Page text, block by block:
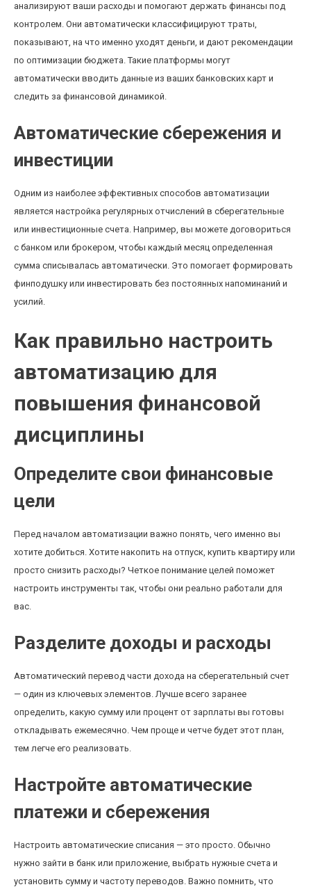
анализируют ваши расходы и помогают держать финансы под
контролем. Они автоматически классифицируют траты,
показывают, на что именно уходят деньги, и дают рекомендации
по оптимизации бюджета. Такие платформы могут
автоматически вводить данные из ваших банковских карт и
следить за финансовой динамикой.
Автоматические сбережения и
инвестиции
Одним из наиболее эффективных способов автоматизации
является настройка регулярных отчислений в сберегательные
или инвестиционные счета. Например, вы можете договориться
с банком или брокером, чтобы каждый месяц определенная
сумма списывалась автоматически. Это помогает формировать
финподушку или инвестировать без постоянных напоминаний и
усилий.
Как правильно настроить
автоматизацию для
повышения финансовой
дисциплины
Определите свои финансовые
цели
Перед началом автоматизации важно понять, чего именно вы
хотите добиться. Хотите накопить на отпуск, купить квартиру или
просто снизить расходы? Четкое понимание целей поможет
настроить инструменты так, чтобы они реально работали для
вас.
Разделите доходы и расходы
Автоматический перевод части дохода на сберегательный счет
— один из ключевых элементов. Лучше всего заранее
определить, какую сумму или процент от зарплаты вы готовы
откладывать ежемесячно. Чем проще и четче будет этот план,
тем легче его реализовать.
Настройте автоматические
платежи и сбережения
Настроить автоматические списания — это просто. Обычно
нужно зайти в банк или приложение, выбрать нужные счета и
установить сумму и частоту переводов. Важно помнить, что